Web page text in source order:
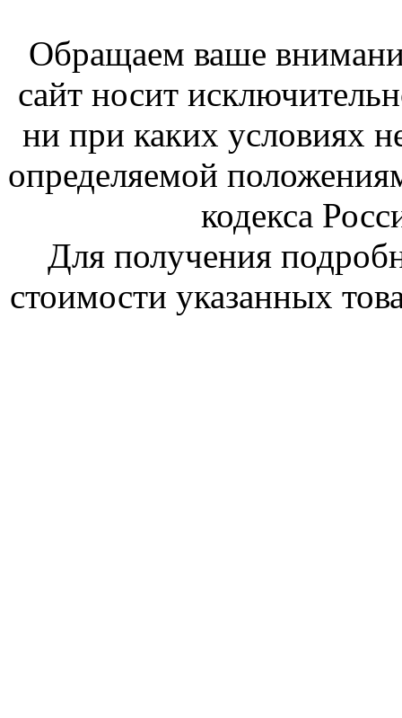
Обращаем ваше
сайт носит
ни при каких условиях
определяемой
кодекса
Для получения
стоимости указанных